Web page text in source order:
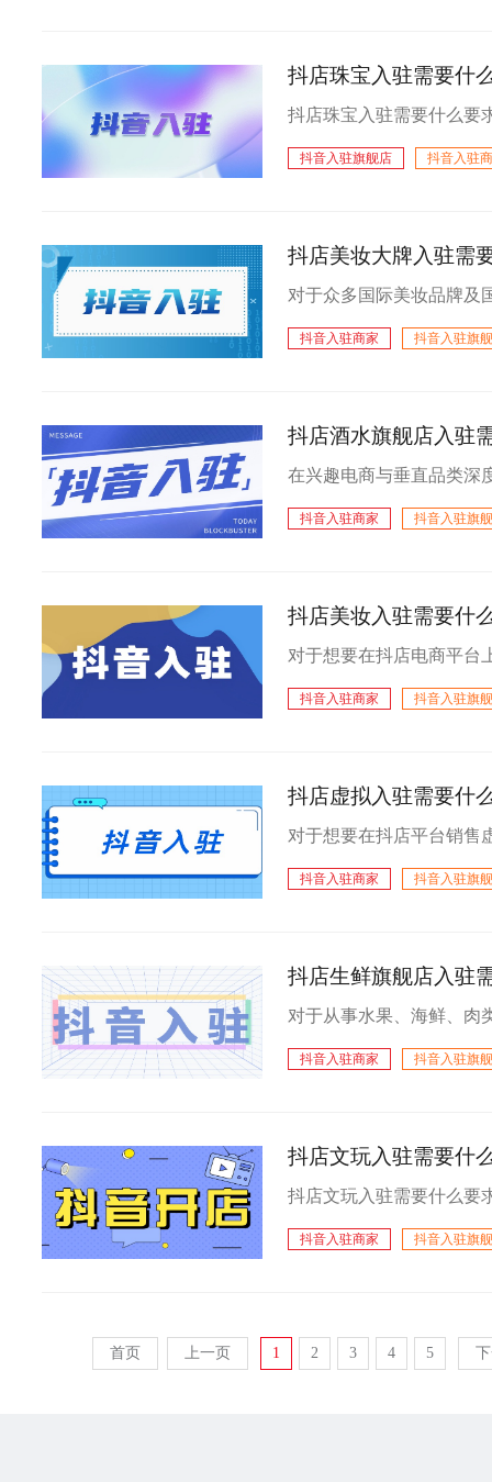
抖店珠宝入驻需要什
抖音入驻旗舰店 抖音入驻
抖店美妆大牌入驻需
抖音入驻商家 抖音入驻旗
抖店酒水旗舰店入驻
抖音入驻商家 抖音入驻旗
抖店美妆入驻需要什
抖音入驻商家 抖音入驻旗
抖店虚拟入驻需要什
抖音入驻商家 抖音入驻旗
抖店生鲜旗舰店入驻
抖音入驻商家 抖音入驻旗
抖店文玩入驻需要什
抖音入驻商家 抖音入驻旗
首页 上一页 1 2 3 4 5